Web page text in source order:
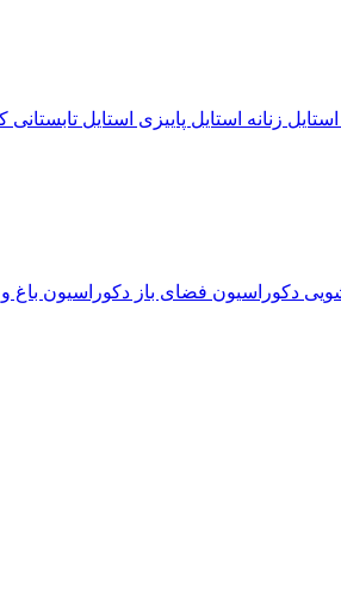
استایل زنانه استایل پاییزی استایل تابستانی
دکوراسیون فضای باز دکوراسیون باغ و